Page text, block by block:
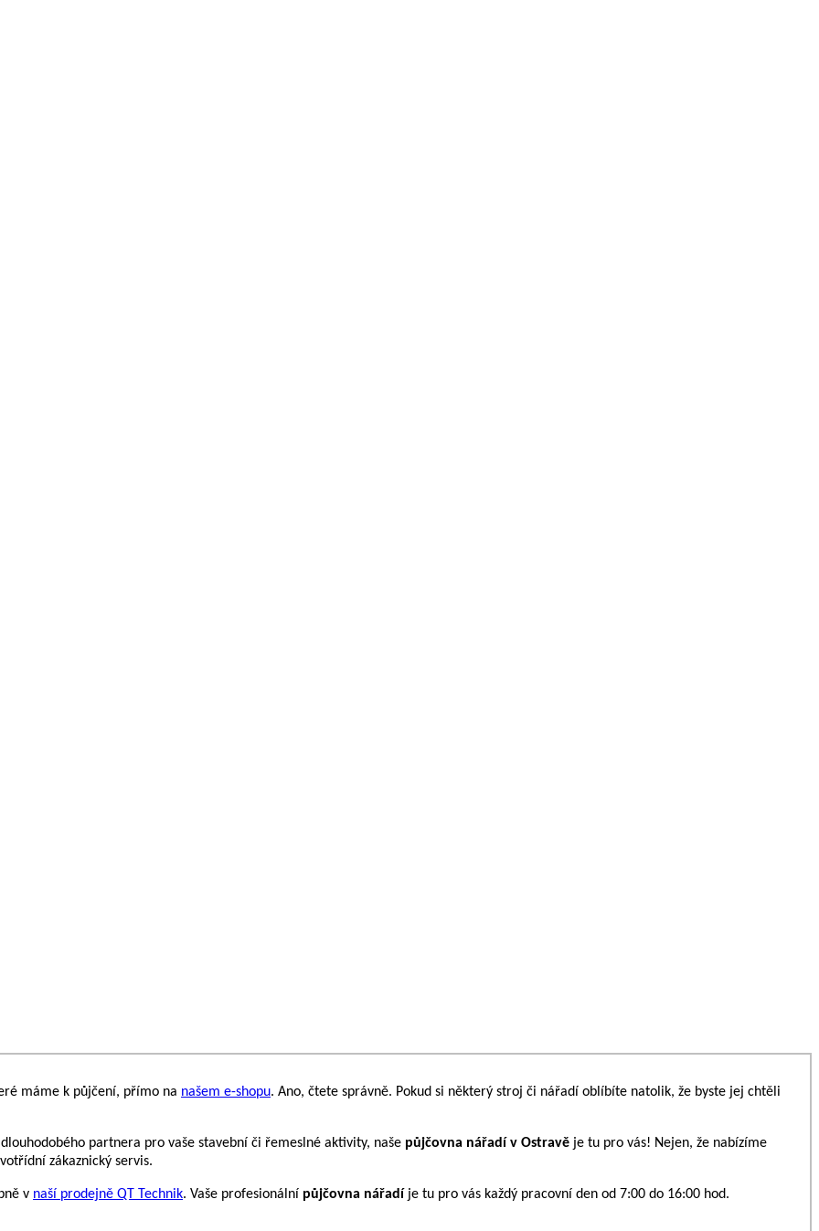
máme k půjčení, přímo na našem e-shopu. Ano, čtete správně. Pokud si některý stroj či nářadí oblíbíte natolik, že byste jej chtěli
partnera pro vaše stavební či řemeslné aktivity, naše půjčovna nářadí v Ostravě je tu pro vás! Nejen, že nabízíme
zákaznický servis.
v naší prodejně QT Technik. Vaše profesionální půjčovna nářadí je tu pro vás každý pracovní den od 7:00 do 16:00 hod.